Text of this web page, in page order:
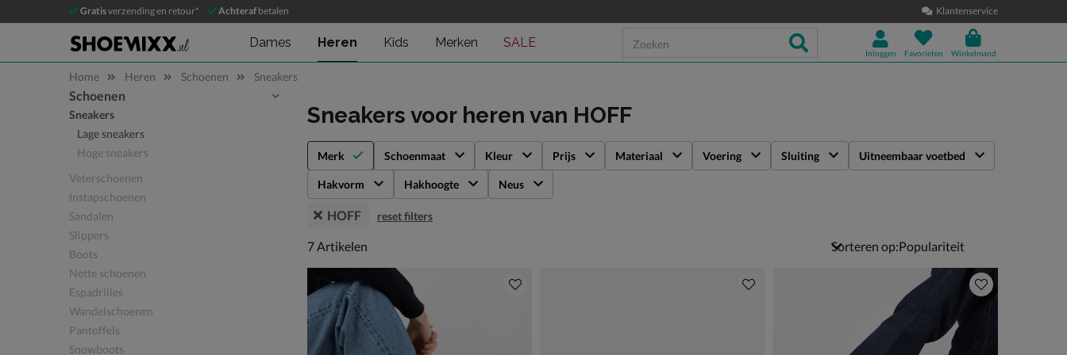
Gratisverzending en retour* Achteraf betalen Klantenservice
Dames Heren Kids Merken SALE
Inloggen Favorieten Winkelmand
Home Heren Schoenen Sneakers
Sla categorieën over
Schoenen
Sneakers
Lage sneakers
Hoge sneakers
Veterschoenen
Instapschoenen
Sandalen
Slippers
Boots
Nette schoenen
Espadrilles
Wandelschoenen
Pantoffels
Snowboots
Sneakers voor heren van HOFF
Merk Schoenmaat Kleur Prijs Materiaal Voering Sluiting Uitneembaar voetbed
Hakvorm Hakhoogte Neus
HOFF reset filters
7 artikelen
7Artikelen Sorteren op: